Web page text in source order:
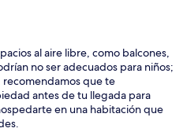
al aire libre, como balcones,
no ser adecuados para niños;
que te
antes de tu llegada para
en una habitación que